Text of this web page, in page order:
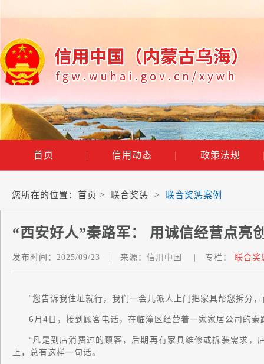
首页 | 信用动态 | 政策法规
您所在的位置： 首页 > 联合奖惩 > 联合奖惩案例
“西安好人”秦路军： 用诚信经营点亮
发布时间： 2025/09/23 来源： 信用中国 专栏： 联合奖
“您告诉我住址就行，我们一会儿派人上门把家具帮您拆分
6月4日，接到顾客电话，在临潼区经营着一家家居公司的秦
“凡是到店消费过的顾客，后期再有家具维修或拆装需求
上，总有这样一句话。